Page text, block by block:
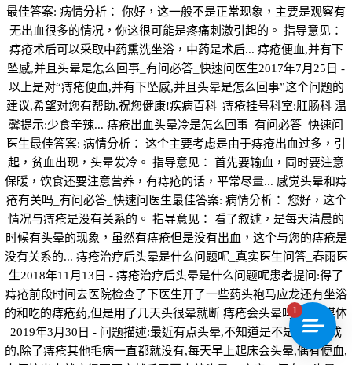
最佳答案: 病情分析： 你好，这一般不是正常现象，主要是观察有
无出血很多的情况，你这很可能是疼痛刺激引起的。 指导意见：
痔疮术后可以采取中药熏洗坐浴，中药是术后... 痔疮便血,并有下
坠感,并且头晕是怎么回事_有问必答_快速问医生2017年7月25日 -
以上是对“痔疮便血,并有下坠感,并且头晕是怎么回事”这个问题的
建议,希望对您有帮助,祝您健康!疾病百科| 痔疮挂号科室:肛肠科 温
馨提示:少食辛辣... 痔疮出血头晕冷是怎么回事_有问必答_快速问
医生最佳答案: 病情分析： 这个主要考虑是由于痔疮出血过多，引
起，贫血出现，头晕发冷。 指导意见： 首先要输血，同时要注意
保暖，饮食还要注意营养，有痔疮的话，平常尽量... 感觉头晕和痔
疮有关吗_有问必答_快速问医生最佳答案: 病情分析： 您好，这个
情况与痔疮是没有关系的。 指导意见： 看了叙述，是每天清晨的
时候有头晕的现象，虽然有痔疮但是没有出血，这个与您的痔疮是
没有关系的... 痔疮治疗后头晕是什么问题呢_真实医生问答_春雨医
生2018年11月13日 - 痔疮治疗后头晕是什么问题呢患者提问:得了
痔疮前段时间去医院检查了下医生开了一些药头袍马应龙还有坐浴
的和吃的痔疮药,但是用了几天头很晕就断 痔疮会头晕吗_医联媒体
2019年3月30日 - 问题描述:最近有点头晕,不知道是不是痔疮造成
的,除了痔疮其他毛病一直都就没有,每天早上起床会头晕,偶有便血,
1